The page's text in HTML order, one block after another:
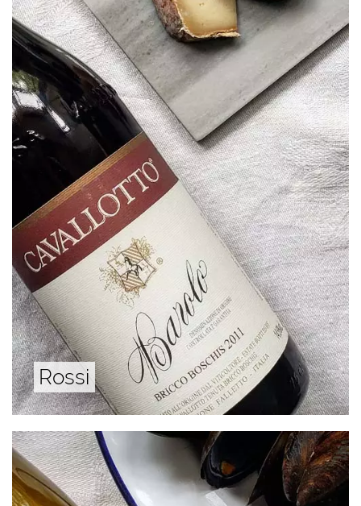
Rossi